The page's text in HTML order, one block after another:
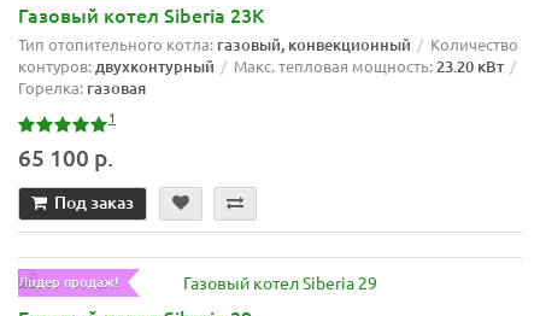
Газовый котел Siberia 23K
Тип отопительного котла: газовый, конвекционный
Количество
контуров:двухконтурный Макс. тепловая мощность:23.20 кВт
Горелка: газовая
1
65 100 р.
Под заказ
Лидер продаж!